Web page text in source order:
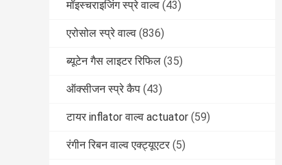
मॉइस्चराइजिंग स्प्रे वाल्व (43)
एरोसोल स्प्रे वाल्व (836)
ब्यूटेन गैस लाइटर रिफिल (35)
ऑक्सीजन स्प्रे कैप (43)
टायर inflator वाल्व actuator (59)
रंगीन रिबन वाल्व एक्ट्यूएटर (5)